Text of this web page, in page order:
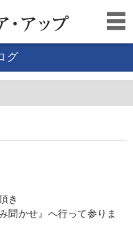
グ
き
聞かせ』へ行って参りま